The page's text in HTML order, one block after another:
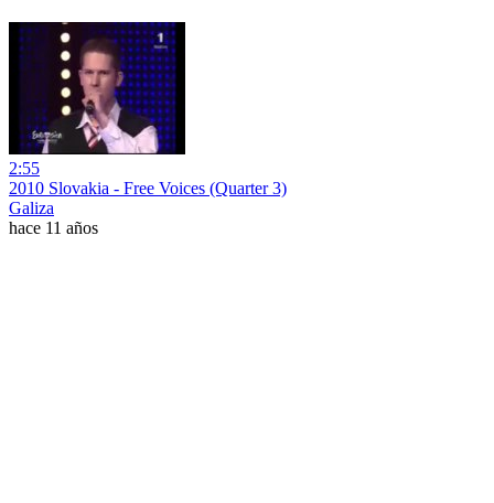
2:55
2010 Slovakia - Free Voices (Quarter 3)
Galiza
hace 11 años